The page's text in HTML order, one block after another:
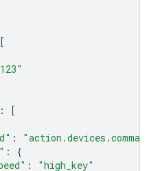
[
:
[
:
:
{
: "high_key"